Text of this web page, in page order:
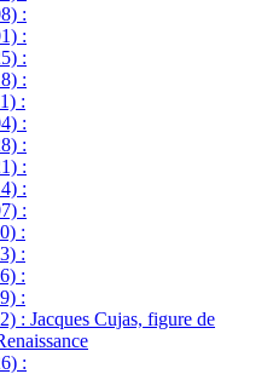
:
:
:
:
:
:
:
:
:
:
:
:
:
:
: Jacques Cujas, figure de
: